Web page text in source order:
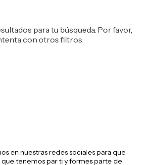
para tu búsqueda. Por favor,
con otros filtros.
en nuestras redes sociales para que
tenemos par ti y formes parte de